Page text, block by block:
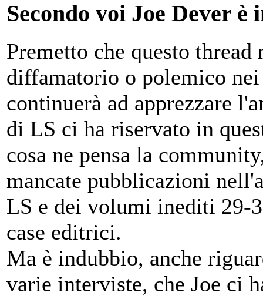
Secondo voi Joe Dever è
Premetto che questo
diffamatorio o polemico
continuerà ad apprezzare
di LS ci ha riservato in
cosa ne pensa la
mancate pubblicazioni
LS e dei volumi inediti 29-
case editrici.
Ma è indubbio, anche
varie interviste, che Joe ci